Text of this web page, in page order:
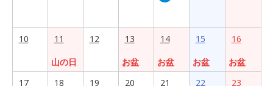
10
11
山の日
12
13
お盆
14
お盆
15
お盆
16
お盆
17
18 19 20 21 22 23